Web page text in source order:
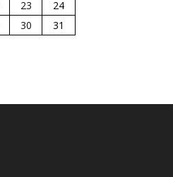
23
24
30
31